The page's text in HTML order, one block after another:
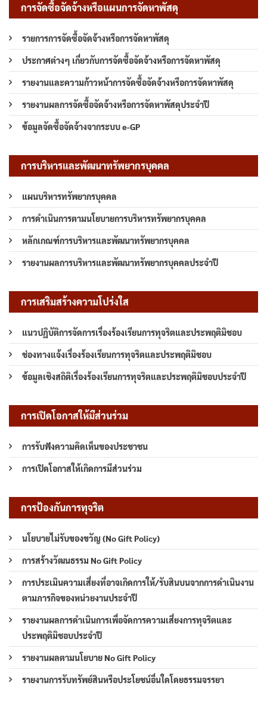
การจัดซื้อจัดจ้างหรือแผนการจัดหาพัสดุ
รายการการจัดซื้อจัดจ้างหรือการจัดหาพัสดุ
ประกาศต่างๆ เกี่ยวกับการจัดซื้อจัดจ้างหรือการจัดหาพัสดุ
รายงานและความก้าวหน้าการจัดซื้อจัดจ้างหรือการจัดหาพัสดุ
รายงานผลการจัดซื้อจัดจ้างหรือการจัดหาพัสดุประจำปี
ข้อมูลจัดซื้อจัดจ้างจากระบบ e-GP
การบริหารและพัฒนาทรัพยากรบุคคล
แผนบริหารทรัพยากรบุคคล
การดำเนินการตามนโยบายการบริหารทรัพยากรบุคคล
หลักเกณฑ์การบริหารและพัฒนาทรัพยากรบุคคล
รายงานผลการบริหารและพัฒนาทรัพยากรบุคคลประจำปี
การเสริมสร้างความโปร่งใส
แนวปฏิบัติการจัดการเรื่องร้องเรียนการทุจริตและประพฤติมิชอบ
ช่องทางแจ้งเรื่องร้องเรียนการทุจริตและประพฤติมิชอบ
ข้อมูลเชิงสถิติเรื่องร้องเรียนการทุจริตและประพฤติมิชอบประจำปี
การเปิดโอกาสให้มีส่วนร่วม
การรับฟังความคิดเห็นของประชาชน
การเปิดโอกาสให้เกิดการมีส่วนร่วม
การป้องกันการทุจริต
นโยบายไม่รับของขวัญ (No Gift Policy)
การสร้างวัฒนธรรม No Gift Policy
การประเมินความเสี่ยงที่อาจเกิดการให้/รับสินบนจากการดำเนินงาน
ตามภารกิจของหน่วยงานประจำปี
รายงานผลการดำเนินการเพื่อจัดการความเสี่ยงการทุจริตและ
ประพฤติมิชอบประจำปี
รายงานผลตามนโยบาย No Gift Policy
รายงานการรับทรัพย์สินหรือประโยชน์อื่นใดโดยธรรมจรรยา